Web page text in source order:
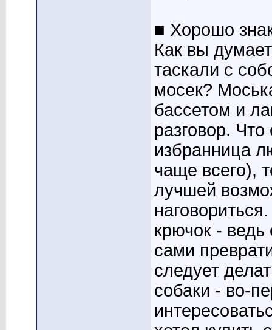
■ Хорошо
Как вы
таскали с
мосек?
бассетом и
разговор.
избранница
чаще всего),
лучшей
крючок -
сами
следует
собаки - во-